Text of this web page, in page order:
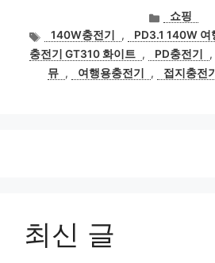
카
테
고
리
쇼핑
태
그
140W충전기 ,
PD3.1 140W 여
충전기 GT310 화이트 , PD충전기 ,
뮤 , 여행용충전기 , 접지충전기
최신 글